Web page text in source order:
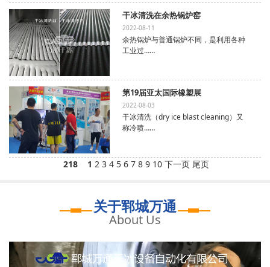
干冰清洗在余热锅炉窑
2022-08-11
余热锅炉与普通锅炉不同，是利用各种
工业过……
第19届亚太国际橡塑展
2022-08-03
干冰清洗（dry ice blast cleaning）又
称冷喷……
218 1 2 3 4 5 6 7 8 9 10 下一页 尾页
关于郓城万通
About Us